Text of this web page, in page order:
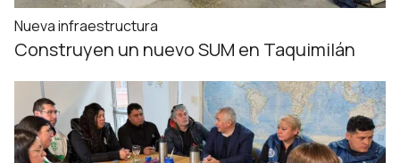
Nueva infraestructura
Construyen un nuevo SUM en Taquimilán